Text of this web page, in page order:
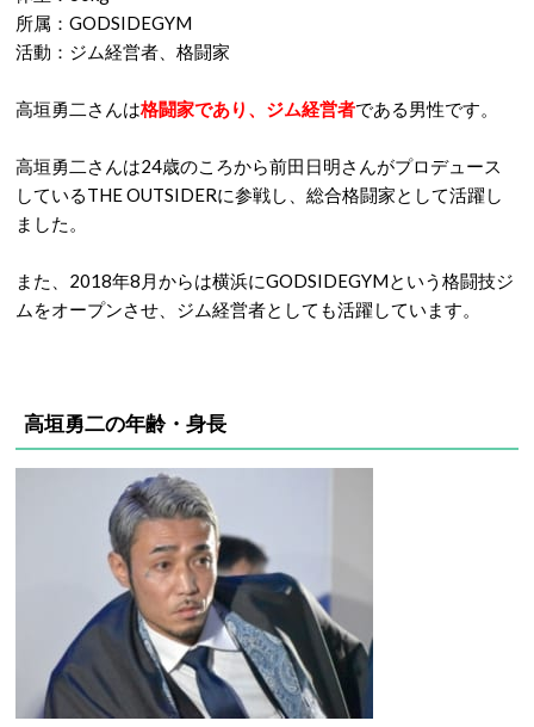
所属：GODSIDEGYM
活動：ジム経営者、格闘家
高垣勇二さんは格闘家であり、ジム経営者である男性です。
高垣勇二さんは24歳のころから前田日明さんがプロデュース
しているTHE OUTSIDERに参戦し、総合格闘家として活躍し
ました。
また、2018年8月からは横浜にGODSIDEGYMという格闘技ジ
ムをオープンさせ、ジム経営者としても活躍しています。
高垣勇二の年齢・身長